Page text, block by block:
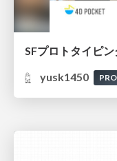
SFプロトタイピン
yusk1450
PRO